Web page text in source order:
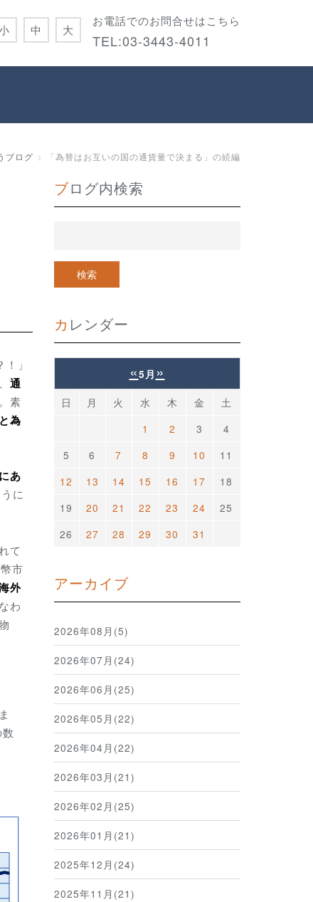
お電話でのお問合せはこちら
TEL:03-3443-4011
中 大
ブログ 「為替はお互いの国の通貨量で決まる」の続編
」
通
素
為
あ
に
て
市
外
わ
ブログ内検索
カレンダー
«5月 »
日 月 火 水 木 金
土
1
2 3
4
5
6 7 8 9 10
11
12
13 14 15 16 17
18
19
20 21 22 23 24
25
26
27 28 29 30 31
アーカイブ
2026年08月(5)
2026年07月(24)
2026年06月(25)
2026年05月(22)
2026年04月(22)
2026年03月(21)
2026年02月(25)
2026年01月(21)
2025年12月(24)
2025年11月(21)